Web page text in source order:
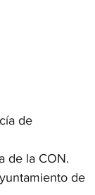
de
de la CON.
de